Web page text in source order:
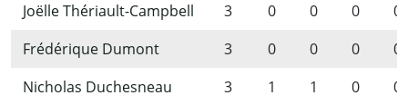
Joëlle Thériault-Campbell
3 0 0 0
0
Frédérique Dumont
3 0 0 0
0
Nicholas Duchesneau
3 1 1 0
0